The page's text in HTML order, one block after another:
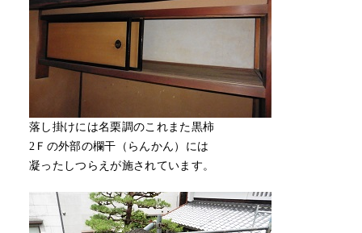
落し掛けには名栗調のこれまた黒柿
2Ｆの外部の欄干（らんかん）には
凝ったしつらえが施されています。